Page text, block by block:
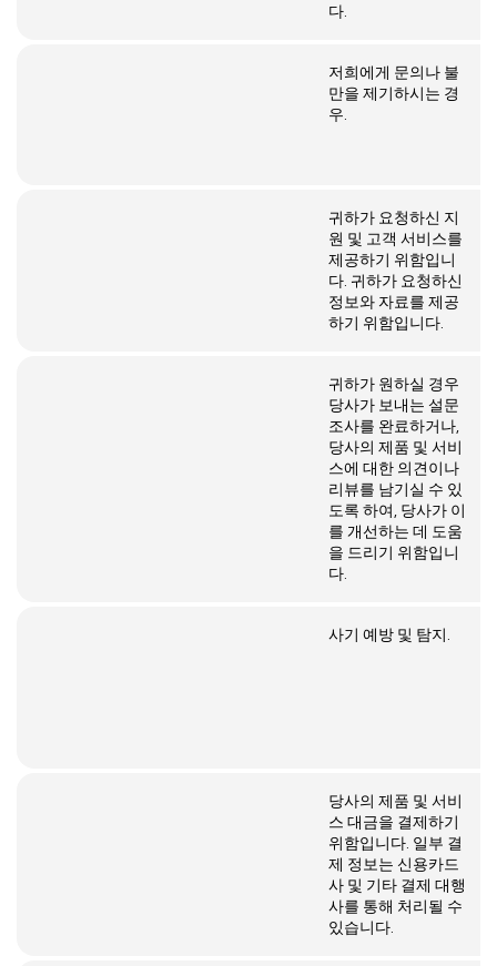
다.
저희에게 문의나 불
만을 제기하시는 경
우.
귀하가 요청하신 지
원 및 고객 서비스를
제공하기 위함입니
다. 귀하가 요청하신
정보와 자료를 제공
하기 위함입니다.
귀하가 원하실 경우
당사가 보내는 설문
조사를 완료하거나,
당사의 제품 및 서비
스에 대한 의견이나
리뷰를 남기실 수 있
도록 하여, 당사가 이
를 개선하는 데 도움
을 드리기 위함입니
다.
사기 예방 및 탐지.
당사의 제품 및 서비
스 대금을 결제하기
위함입니다. 일부 결
제 정보는 신용카드
사 및 기타 결제 대행
사를 통해 처리될 수
있습니다.